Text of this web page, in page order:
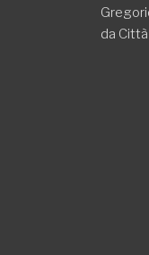
da